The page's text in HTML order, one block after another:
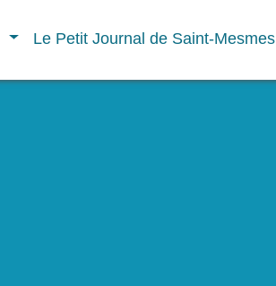
Le Petit Journal de Saint-Mesmes